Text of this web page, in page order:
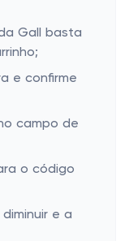
Gall basta
e confirme
campo de
o código
e a